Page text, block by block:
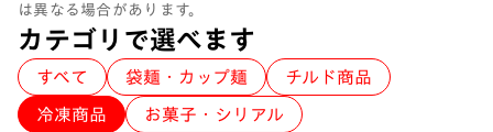
は異なる場合があります。
カテゴリで選べます
すべて 袋麺・カップ麺 チルド商品
冷凍商品 お菓子・シリアル